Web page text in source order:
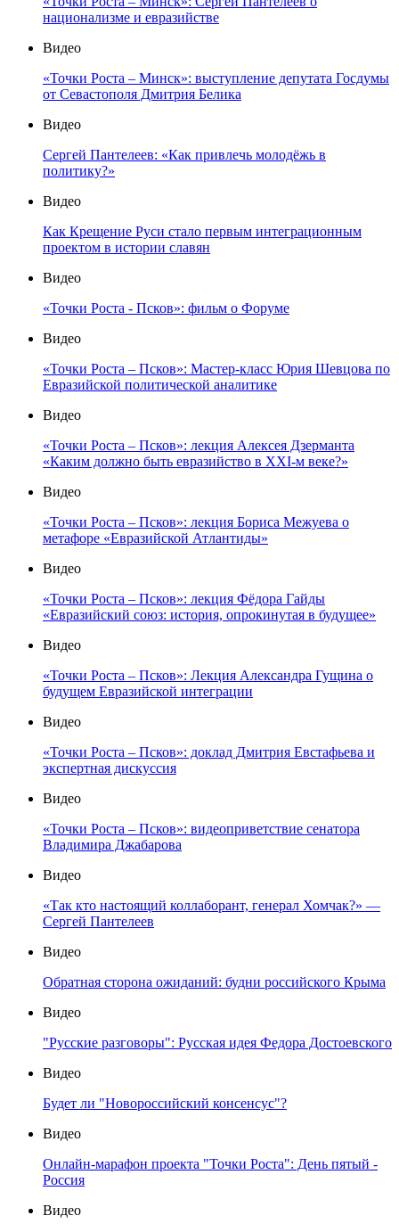
национализме и евразийстве
Видео
«Точки Роста – Минск»: выступление депутата Госдумы
от Севастополя Дмитрия Белика
Видео
Сергей Пантелеев: «Как привлечь молодёжь в
политику?»
Видео
Как Крещение Руси стало первым интеграционным
проектом в истории славян
Видео
«Точки Роста - Псков»: фильм о Форуме
Видео
«Точки Роста – Псков»: Мастер-класс Юрия Шевцова по
Евразийской политической аналитике
Видео
«Точки Роста – Псков»: лекция Алексея Дзерманта
«Каким должно быть евразийство в XXI-м веке?»
Видео
«Точки Роста – Псков»: лекция Бориса Межуева о
метафоре «Евразийской Атлантиды»
Видео
«Точки Роста – Псков»: лекция Фёдора Гайды
«Евразийский союз: история, опрокинутая в будущее»
Видео
«Точки Роста – Псков»: Лекция Александра Гущина о
будущем Евразийской интеграции
Видео
«Точки Роста – Псков»: доклад Дмитрия Евстафьева и
экспертная дискуссия
Видео
«Точки Роста – Псков»: видеоприветствие сенатора
Владимира Джабарова
Видео
«Так кто настоящий коллаборант, генерал Хомчак?» —
Сергей Пантелеев
Видео
Обратная сторона ожиданий: будни российского Крыма
Видео
"Русские разговоры": Русская идея Федора Достоевского
Видео
Будет ли "Новороссийский консенсус"?
Видео
Онлайн-марафон проекта "Точки Роста": День пятый -
Россия
Видео